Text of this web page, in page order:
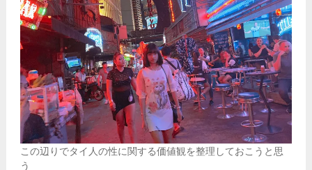
この辺りでタイ人の性に関する価値観を整理しておこうと思
う